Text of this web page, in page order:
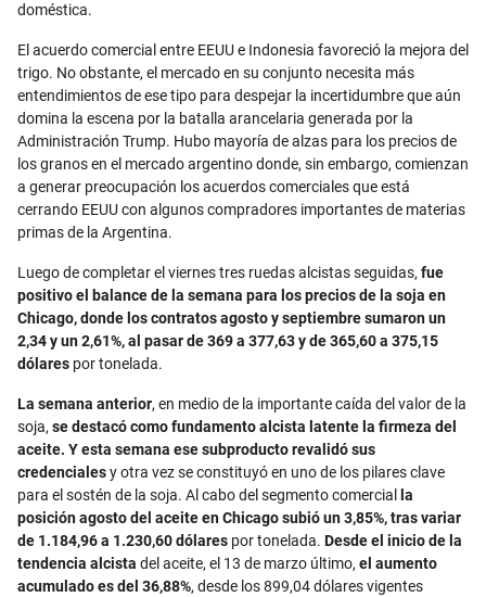
doméstica.
El acuerdo comercial entre EEUU e Indonesia favoreció la mejora del
trigo. No obstante, el mercado en su conjunto necesita más
entendimientos de ese tipo para despejar la incertidumbre que aún
domina la escena por la batalla arancelaria generada por la
Administración Trump. Hubo mayoría de alzas para los precios de
los granos en el mercado argentino donde, sin embargo, comienzan
a generar preocupación los acuerdos comerciales que está
cerrando EEUU con algunos compradores importantes de materias
primas de la Argentina.
Luego de completar el viernes tres ruedas alcistas seguidas, fue
positivo el balance de la semana para los precios de la soja en
Chicago, donde los contratos agosto y septiembre sumaron un
2,34 y un 2,61%, al pasar de 369 a 377,63 y de 365,60 a 375,15
dólares por tonelada.
La semana anterior, en medio de la importante caída del valor de la
soja, se destacó como fundamento alcista latente la firmeza del
aceite. Y esta semana ese subproducto revalidó sus
credencialesy otra vez se constituyó en uno de los pilares clave
para el sostén de la soja. Al cabo del segmento comercial
la
posición agosto del aceite en Chicago subió un 3,85%, tras variar
de 1.184,96 a 1.230,60 dólares por tonelada. Desde el inicio de la
tendencia alcista del aceite, el 13 de marzo último, el aumento
acumulado es del 36,88%, desde los 899,04 dólares vigentes